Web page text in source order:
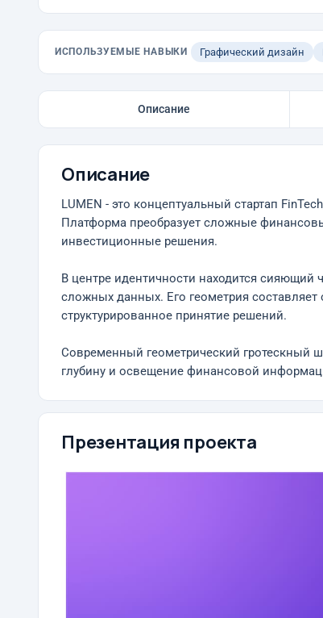
ИСПОЛЬЗУЕМЫЕ НАВЫКИ Графический дизайн
Описание
Описание
LUMEN - это концептуальный стартап
Платформа преобразует сложные
инвестиционные решения.
В центре идентичности находится
сложных данных. Его геометрия
структурированное принятие решений.
Современный геометрический гротескный
глубину и освещение финансовой
Презентация проекта